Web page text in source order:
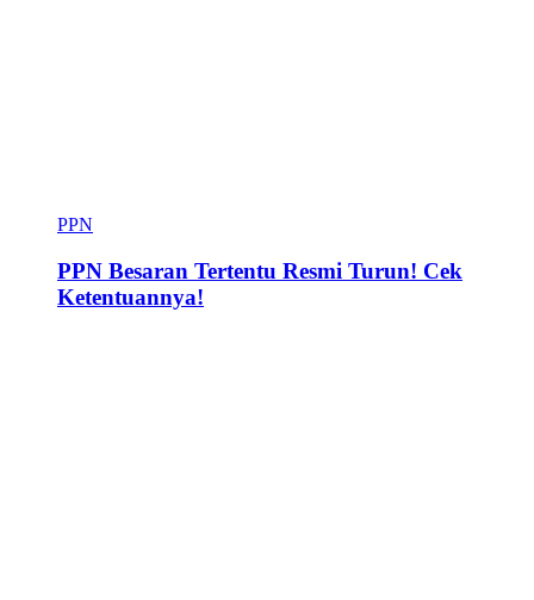
PPN
PPN Besaran Tertentu Resmi Turun! Cek
Ketentuannya!